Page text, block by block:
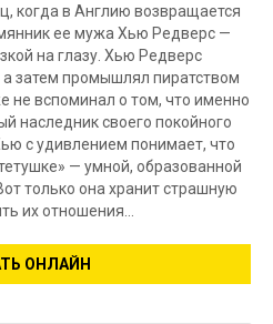
когда в Англию возвращается
ее мужа Хью Редверс —
на глазу. Хью Редверс
а затем промышлял пиратством
не вспоминал о том, что именно
наследник своего покойного
с удивлением понимает, что
— умной, образованной
только она хранит страшную
их отношения…
ОНЛАЙН